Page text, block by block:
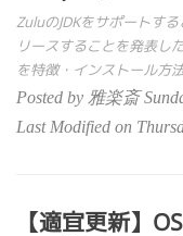
ZuluのJDKをサポートす
リースすることを発表し
を特徴・インストール方
Posted by 雅楽斎
Last Modified on
【適宜更新】